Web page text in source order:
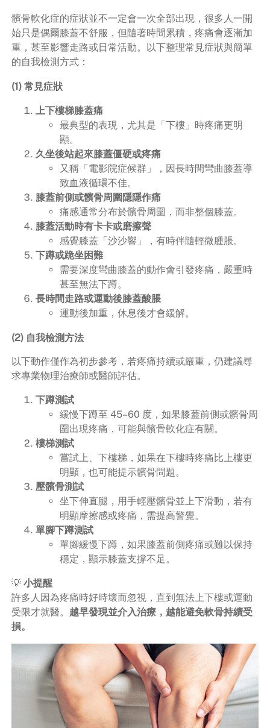
髕骨軟化症的症狀並不一定會一次全部出現，很多人一開
始只是偶爾膝蓋不舒服，但隨著時間累積，疼痛會逐漸加
重，甚至影響走路或日常活動。以下整理常見症狀與簡單
的自我檢測方式：
(1) 常見症狀
上下樓梯膝蓋痛
最典型的表現，尤其是「下樓」時疼痛更明
顯。
久坐後站起來膝蓋僵硬或疼痛
又稱「電影院症候群」，因長時間彎曲膝蓋導
致血液循環不佳。
膝蓋前側或髕骨周圍隱隱作痛
痛感通常分布於髕骨周圍，而非整個膝蓋。
膝蓋活動時有卡卡或磨擦聲
感覺膝蓋「沙沙響」，有時伴隨輕微腫脹。
下蹲或跪坐困難
需要深度彎曲膝蓋的動作會引發疼痛，嚴重時
甚至無法下蹲。
長時間走路或運動後膝蓋酸脹
運動後加重，休息後才會緩解。
(2) 自我檢測方法
以下動作僅作為初步參考，若疼痛持續或嚴重，仍建議尋
求專業物理治療師或醫師評估。
下蹲測試
緩慢下蹲至 45–60 度，如果膝蓋前側或髕骨周
圍出現疼痛，可能與髕骨軟化症有關。
樓梯測試
嘗試上、下樓梯，如果在下樓時疼痛比上樓更
明顯，也可能提示髕骨問題。
壓髕骨測試
坐下伸直腿，用手輕壓髕骨並上下滑動，若有
明顯摩擦感或疼痛，需提高警覺。
單腳下蹲測試
單腳緩慢下蹲，如果膝蓋前側疼痛或難以保持
穩定，顯示膝蓋支撐不足。
💡 小提醒
許多人因為疼痛時好時壞而忽視，直到無法上下樓或運動
受限才就醫。 越早發現並介入治療，越能避免軟骨持續受
損。